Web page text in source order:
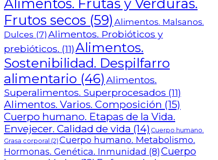
Frutos secos (59) Alimentos. Malsanos.
Dulces (7)Alimentos. Probióticos y
prebióticos. (11)Alimentos.
Sostenibilidad. Despilfarro
alimentario (46) Alimentos.
Superalimentos. Superprocesados (11)
Alimentos. Varios. Composición (15)
Cuerpo humano. Etapas de la Vida.
Envejecer. Calidad de vida (14) Cuerpo humano.
Grasa corporal (2) Cuerpo humano. Metabolismo.
Hormonas. Genética. Inmunidad (8)Cuerpo